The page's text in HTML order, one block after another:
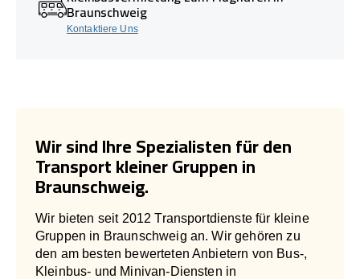
Braunschweig
Kontaktiere Uns
Wir sind Ihre Spezialisten für den
Transport kleiner Gruppen in
Braunschweig.
Wir bieten seit 2012 Transportdienste für kleine
Gruppen in Braunschweig an. Wir gehören zu
den am besten bewerteten Anbietern von Bus-,
Kleinbus- und Minivan-Diensten in